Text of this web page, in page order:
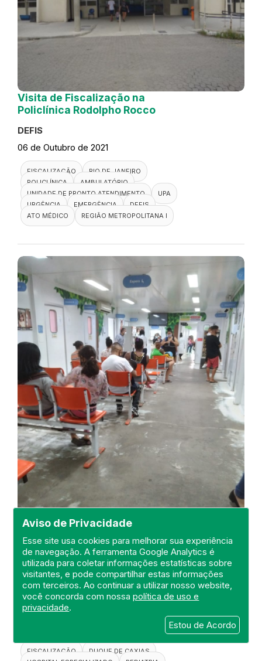
Aviso de Privacidade
Esse site usa cookies para melhorar sua experiência
de navegação. A ferramenta Google Analytics é
utilizada para coletar informações estatísticas sobre
visitantes, e pode compartilhar estas informações
com terceiros. Ao continuar a utilizar nosso website,
você concorda com nossapolítica de uso e
privacidade.
Estou de Acordo
Visita de Fiscalização na
Policlínica Rodolpho Rocco
DEFIS
06 de Outubro de 2021
FISCALIZAÇÃO
RIO DE JANEIRO
POLICLÍNICA
AMBULATÓRIO
UNIDADE DE PRONTO ATENDIMENTO
UPA
URGÊNCIA
EMERGÊNCIA
DEFIS
ATO MÉDICO
REGIÃO METROPOLITANA I
Visita de Fiscalização na Unidade
de Pronto Atendimento -UPA
Infantil Walter Garcia Borges
DEFIS
FISCALIZAÇÃO
DUQUE DE CAXIAS